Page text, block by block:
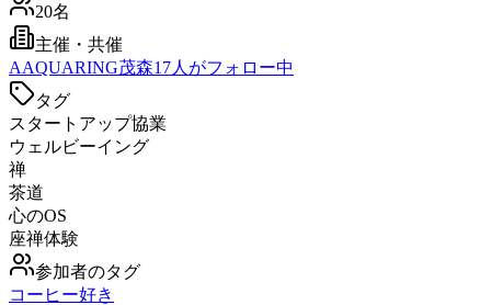
20名
主催・共催
AAQUARING茂森17人がフォロー中
タグ
スタートアップ協業
ウェルビーイング
禅
茶道
心のOS
座禅体験
参加者のタグ
コーヒー好き